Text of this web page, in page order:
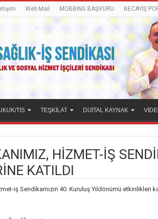
Web Mail MOBBİNG BAŞVURU BECAYİŞ
TİS TEŞKİLAT DİJİTAL KAYNAK
HİZMET-İŞ
KATILDI
iş Sendikamızın 40. Kuruluş Yıldönümü